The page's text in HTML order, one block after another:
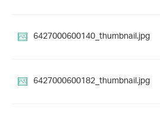
6427000600140_thumbnail.jpg
6427000600182_thumbnail.jpg